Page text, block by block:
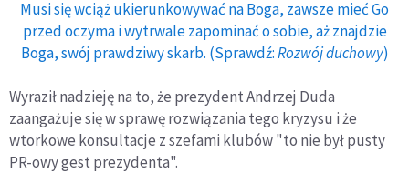
Musi się wciąż ukierunkowywać na Boga, zawsze mieć Go
przed oczyma i wytrwale zapominać o sobie, aż znajdzie
Boga, swój prawdziwy skarb. (Sprawdź:Rozwój duchowy)
Wyraził nadzieję na to, że prezydent Andrzej Duda
zaangażuje się w sprawę rozwiązania tego kryzysu i że
wtorkowe konsultacje z szefami klubów "to nie był pusty
PR-owy gest prezydenta".